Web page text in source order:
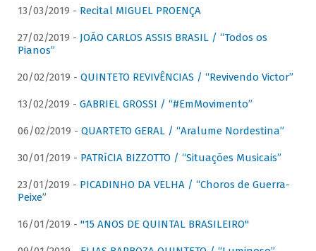
13/03/2019 - Recital MIGUEL PROENÇA
27/02/2019 - JOÃO CARLOS ASSIS BRASIL / “Todos os
Pianos”
20/02/2019 - QUINTETO REVIVÊNCIAS / “Revivendo Victor”
13/02/2019 - GABRIEL GROSSI / “#EmMovimento”
06/02/2019 - QUARTETO GERAL / “Aralume Nordestina”
30/01/2019 - PATRíCIA BIZZOTTO / “Situações Musicais”
23/01/2019 - PICADINHO DA VELHA / “Choros de Guerra-
Peixe”
16/01/2019 - "15 ANOS DE QUINTAL BRASILEIRO"